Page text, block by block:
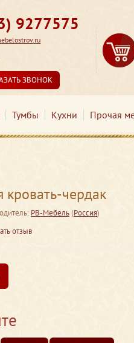
9277575
ЗВОНОК
Тумбы Кухни Прочая
кровать-чердак
РВ-Мебель(Россия)
отзыв